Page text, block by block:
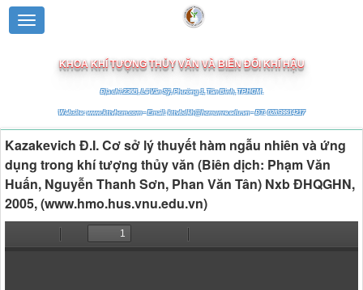
KHOA KHÍ TƯỢNG THỦY VĂN VÀ BIẾN ĐỔI KHÍ HẬU
Địa chỉ:236B, Lê Văn Sỹ, Phường 1, Tân Bình, TP.HCM.
Website: www.kttvhcm.com - Email: kttvbdkh@hcmunre.edu.vn - ĐT: 028.39914217
Kazakevich Đ.I. Cơ sở lý thuyết hàm ngẫu nhiên và ứng
dụng trong khí tượng thủy văn (Biên dịch: Phạm Văn
Huấn, Nguyễn Thanh Sơn, Phan Văn Tân) Nxb ĐHQGHN,
2005, (www.hmo.hus.vnu.edu.vn)